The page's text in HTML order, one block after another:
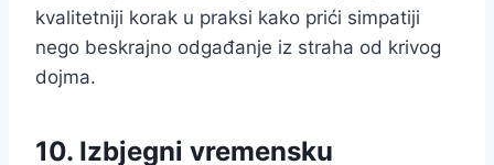
kvalitetniji korak u praksi kako prići simpatiji
nego beskrajno odgađanje iz straha od krivog
dojma.
10. Izbjegni vremensku